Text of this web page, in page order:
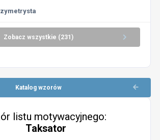
Zobacz wszystkie (231)
Katalog wzorów
listu motywacyjnego:
Taksator